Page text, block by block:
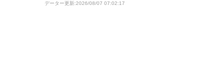
データー更新:2026/08/07 07:02:17